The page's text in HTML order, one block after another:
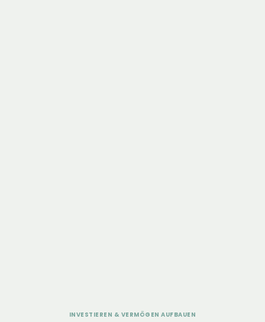
INVESTIEREN & VERMÖGEN AUFBAUEN